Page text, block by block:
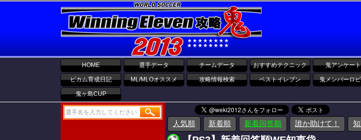
HOME 選手データ チームデータ おすすめテクニック 鬼アンケート
ビカム育成日記 ML/MLOオススメ 攻略情報検索 ベストイレブン 鬼メンバーロ
鬼ヶ島CUP
人気順 新着順 新着回答順 誰か助けて！